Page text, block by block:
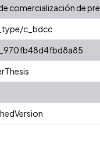
comercialización de
c_bdcc